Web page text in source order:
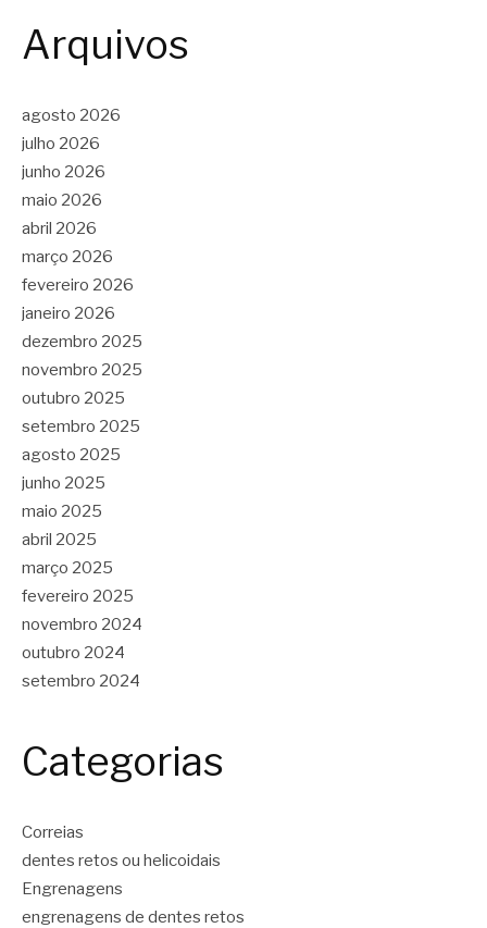
Arquivos
agosto 2026
julho 2026
junho 2026
maio 2026
abril 2026
março 2026
fevereiro 2026
janeiro 2026
dezembro 2025
novembro 2025
outubro 2025
setembro 2025
agosto 2025
junho 2025
maio 2025
abril 2025
março 2025
fevereiro 2025
novembro 2024
outubro 2024
setembro 2024
Categorias
Correias
dentes retos ou helicoidais
Engrenagens
engrenagens de dentes retos